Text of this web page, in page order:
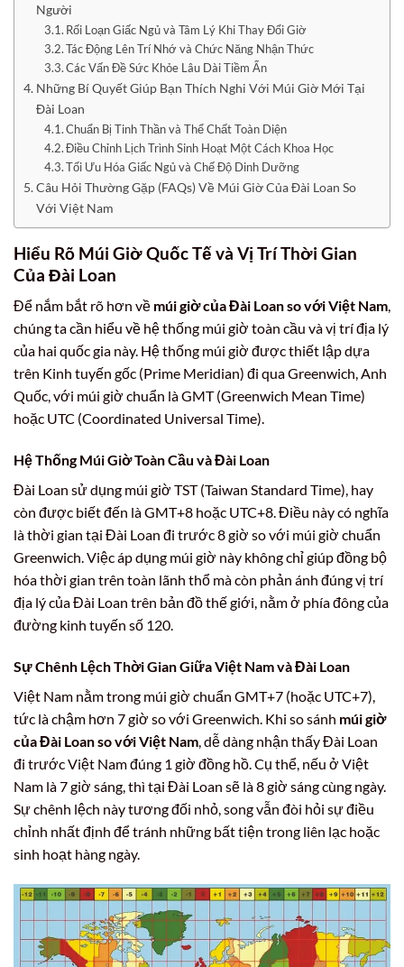
Người
Rối Loạn Giấc Ngủ và Tâm Lý Khi Thay Đổi Giờ
Tác Động Lên Trí Nhớ và Chức Năng Nhận Thức
Các Vấn Đề Sức Khỏe Lâu Dài Tiềm Ẩn
Những Bí Quyết Giúp Bạn Thích Nghi Với Múi Giờ Mới Tại
Đài Loan
Chuẩn Bị Tinh Thần và Thể Chất Toàn Diện
Điều Chỉnh Lịch Trình Sinh Hoạt Một Cách Khoa Học
Tối Ưu Hóa Giấc Ngủ và Chế Độ Dinh Dưỡng
Câu Hỏi Thường Gặp (FAQs) Về Múi Giờ Của Đài Loan So
Với Việt Nam
Hiểu Rõ Múi Giờ Quốc Tế và Vị Trí Thời Gian
Của Đài Loan
Để nắm bắt rõ hơn về múi giờ của Đài Loan so với Việt Nam,
chúng ta cần hiểu về hệ thống múi giờ toàn cầu và vị trí địa lý
của hai quốc gia này. Hệ thống múi giờ được thiết lập dựa
trên Kinh tuyến gốc (Prime Meridian) đi qua Greenwich, Anh
Quốc, với múi giờ chuẩn là GMT (Greenwich Mean Time)
hoặc UTC (Coordinated Universal Time).
Hệ Thống Múi Giờ Toàn Cầu và Đài Loan
Đài Loan sử dụng múi giờ TST (Taiwan Standard Time), hay
còn được biết đến là GMT+8 hoặc UTC+8. Điều này có nghĩa
là thời gian tại Đài Loan đi trước 8 giờ so với múi giờ chuẩn
Greenwich. Việc áp dụng múi giờ này không chỉ giúp đồng bộ
hóa thời gian trên toàn lãnh thổ mà còn phản ánh đúng vị trí
địa lý của Đài Loan trên bản đồ thế giới, nằm ở phía đông của
đường kinh tuyến số 120.
Sự Chênh Lệch Thời Gian Giữa Việt Nam và Đài Loan
Việt Nam nằm trong múi giờ chuẩn GMT+7 (hoặc UTC+7),
tức là chậm hơn 7 giờ so với Greenwich. Khi so sánh múi giờ
của Đài Loan so với Việt Nam, dễ dàng nhận thấy Đài Loan
đi trước Việt Nam đúng 1 giờ đồng hồ. Cụ thể, nếu ở Việt
Nam là 7 giờ sáng, thì tại Đài Loan sẽ là 8 giờ sáng cùng ngày.
Sự chênh lệch này tương đối nhỏ, song vẫn đòi hỏi sự điều
chỉnh nhất định để tránh những bất tiện trong liên lạc hoặc
sinh hoạt hàng ngày.